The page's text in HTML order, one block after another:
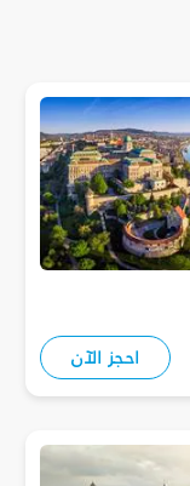
احجز الآن